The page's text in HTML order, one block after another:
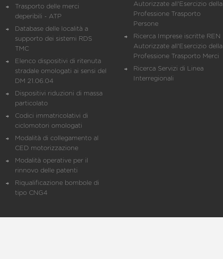
Trasporto delle merci
deperibili - ATP
Database delle località a
supporto dei sistemi RDS
TMC
Elenco dispositivi di ritenuta
stradale omologati ai sensi del
DM 21.06.04
Dispositivi riduzioni di massa
particolato
Codici immatricolativi di
ciclomotori omologati
Modalità di collegamento al
CED motorizzazione
Modalità operative per il
rinnovo delle patenti
Riqualificazione bombole di
tipo CNG4
Autorizzate all'Esercizio della
Professione Trasporto
Persone
Ricerca Imprese iscritte REN
Autorizzate all'Esercizio della
Professione Trasporto Merci
Ricerca Servizi di Linea
Interregionali